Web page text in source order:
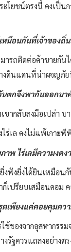
โยชน์ตรงนี้ คงเป็น
เหมือนกันที่เจ้าของ
ารถติดต่อค้าขายกัน
ดินแดนที่น่าผจญภัย
นตกจึงพากันออกม
ขากลับลงมือเปล่า
ร่เล คงไม่แพ้เกาะ
าพ ไร่เลมีความงด
ฟังยิ่งได้ยินเหมือน
ก็เปรียบเสมือนคอม
ตเพียงแค่คอยคุมค
ช้ของจากอุสหากรร
งรัฐควรแถลงอย่าง